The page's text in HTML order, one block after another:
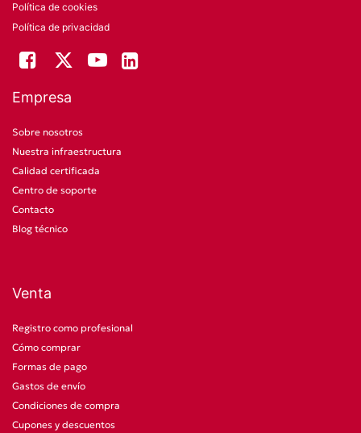
Política de cookies
Política de privacidad
Empresa
Sobre nosotros
Nuestra infraestructura
Calidad certificada
Centro de soporte
Contacto
Blog técnico
Venta
Registro como profesional
Cómo comprar
Formas de pago
Gastos de envío
Condiciones de compra
Cupones y descuentos